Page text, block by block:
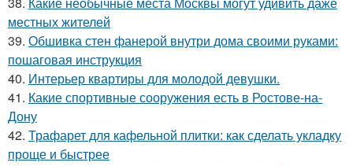
местных жителей
39. Обшивка стен фанерой внутри дома своими руками:
пошаговая инструкция
40. Интерьер квартиры для молодой девушки.
41. Какие спортивные сооружения есть в Ростове-на-
Дону
42. Трафарет для кафельной плитки: как сделать укладку
проще и быстрее